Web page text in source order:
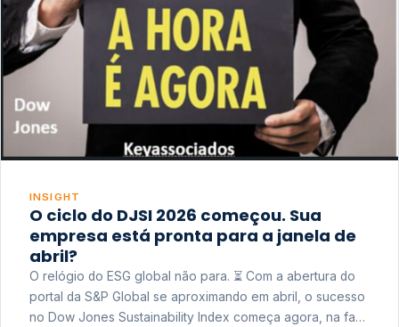
INSIGHT
O ciclo do DJSI 2026 começou. Sua
empresa está pronta para a janela de
abril?
O relógio do ESG global não para. ⏳ Com a abertura do
portal da S&P Global se aproximando em abril, o sucesso
no Dow Jones Sustainability Index começa agora, na fase